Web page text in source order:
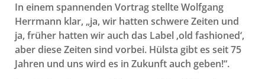
In einem spannenden Vortrag stellte Wolfgang
Herrmann klar, „ja, wir hatten schwere Zeiten und
ja, früher hatten wir auch das Label ‚old fashioned‘,
aber diese Zeiten sind vorbei. Hülsta gibt es seit 75
Jahren und uns wird es in Zukunft auch geben!“.